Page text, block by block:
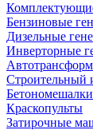
Бензиновые
Дизельные
Инверторные
Строительный
Бетономешалки
Краскопульты
Затирочные